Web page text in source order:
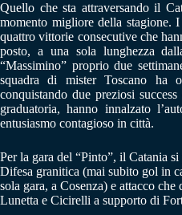
Quello che sta attraversando il
momento migliore della stagione.
quattro vittorie consecutive che
posto, a una sola lunghezza
“Massimino” proprio due
squadra di mister Toscano ha
conquistando due preziosi
graduatoria, hanno innalzato
entusiasmo contagioso in città.
Per la gara del “Pinto”, il Catania
Difesa granitica (mai subito gol in
sola gara, a Cosenza) e attacco
Lunetta e Cicirelli a supporto di